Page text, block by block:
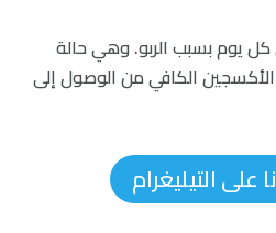
يوم بسبب الربو. وهي حالة
الكافي من الوصول إلى
على التيليغرام